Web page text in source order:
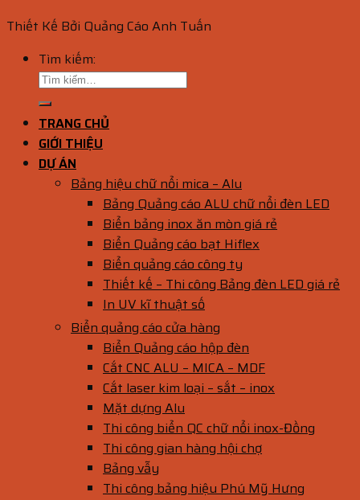
Thiết Kế Bởi Quảng Cáo Anh Tuấn
Tìm kiếm:
TRANG CHỦ
GIỚI THIỆU
DỰ ÁN
Bảng hiệu chữ nổi mica – Alu
Bảng Quảng cáo ALU chữ nổi đèn LED
Biển bảng inox ăn mòn giá rẻ
Biển Quảng cáo bạt Hiflex
Biển quảng cáo công ty
Thiết kế – Thi công Bảng đèn LED giá rẻ
In UV kĩ thuật số
Biển quảng cáo cửa hàng
Biển Quảng cáo hộp đèn
Cắt CNC ALU – MICA – MDF
Cắt laser kim loại – sắt – inox
Mặt dựng Alu
Thi công biển QC chữ nổi inox-Đồng
Thi công gian hàng hội chợ
Bảng vẫy
Thi công bảng hiệu Phú Mỹ Hưng